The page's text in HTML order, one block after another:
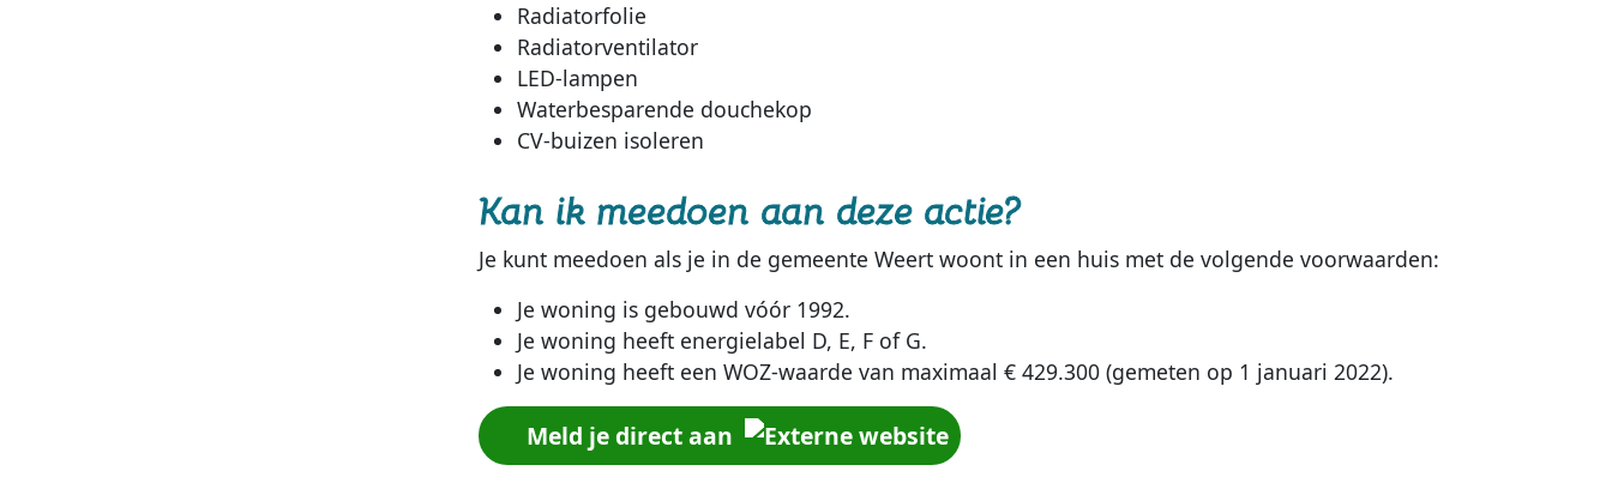
Radiatorfolie
Radiatorventilator
LED-lampen
Waterbesparende douchekop
CV-buizen isoleren
Kan ik meedoen aan deze actie?
Je kunt meedoen als je in de gemeente Weert woont in een huis met de volgende voorwaarden:
Je woning is gebouwd vóór 1992.
Je woning heeft energielabel D, E, F of G.
Je woning heeft een WOZ-waarde van maximaal € 429.300 (gemeten op 1 januari 2022).
Meld je direct aan